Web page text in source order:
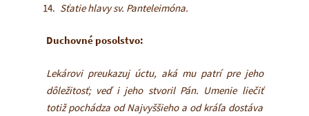
Sťatie hlavy sv. Panteleimóna.
Duchovné posolstvo:
Lekárovi preukazuj úctu, aká mu patrí pre jeho
dôležitosť; veď i jeho stvoril Pán. Umenie liečiť
totiž pochádza od Najvyššieho a od kráľa dostáva